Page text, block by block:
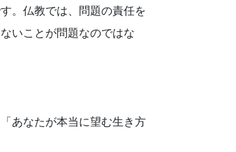
。仏教では、問題の責任を
いことが問題なのではな
あなたが本当に望む生き方